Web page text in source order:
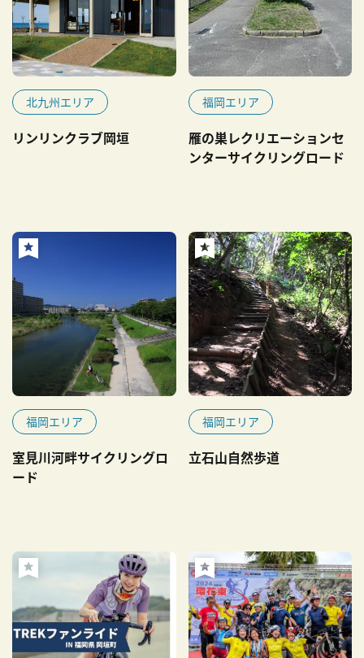
北九州エリア
リンリンクラブ岡垣
福岡エリア
雁の巣レクリエーションセ
ンターサイクリングロード
福岡エリア
室見川河畔サイクリングロ
ード
福岡エリア
立石山自然歩道